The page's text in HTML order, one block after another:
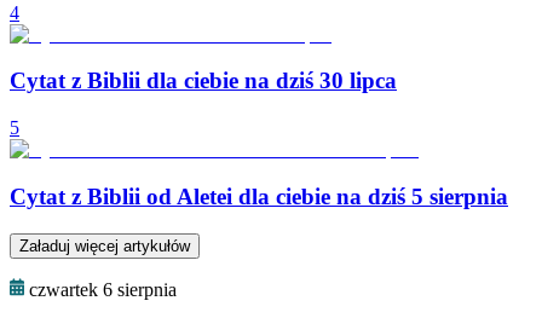
4
Cytat z Biblii dla ciebie na dziś 30 lipca
5
Cytat z Biblii od Aletei dla ciebie na dziś 5 sierpnia
Załaduj więcej artykułów
czwartek 6 sierpnia